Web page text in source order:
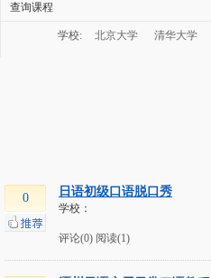
查询课程
学校: 北京大学 清华大学
0 日语初级口语脱口秀
学校：
评论(0) 阅读(1)